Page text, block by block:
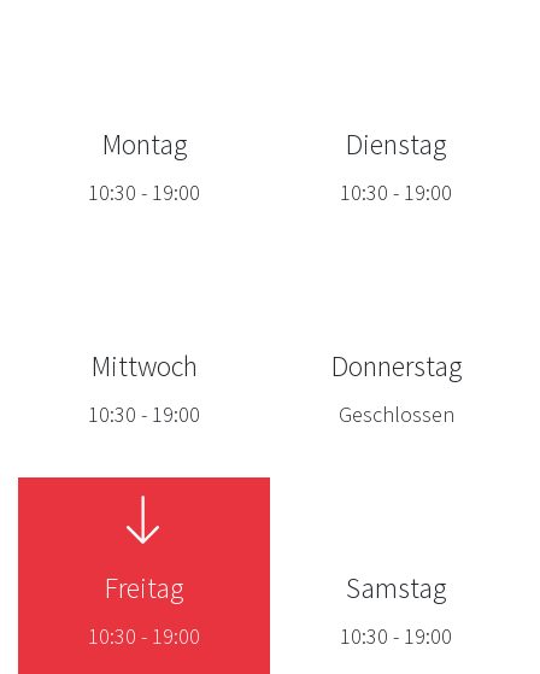
Montag
10:30 - 19:00
Dienstag
10:30 - 19:00
Mittwoch
10:30 - 19:00
Donnerstag
Geschlossen
Freitag
10:30 - 19:00
Samstag
10:30 - 19:00